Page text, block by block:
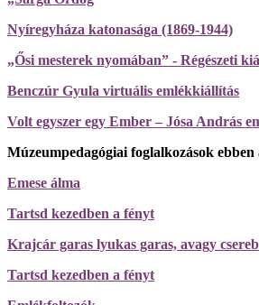
Nyíregyháza katonasága (1869-1944)
„Ősi mesterek nyomában” - Régészeti
Benczúr Gyula virtuális emlékkiállítás
Volt egyszer egy Ember – Jósa András
Múzeumpedagógiai foglalkozások ebben
Emese álma
Tartsd kezedben a fényt
Krajcár garas lyukas garas, avagy
Tartsd kezedben a fényt